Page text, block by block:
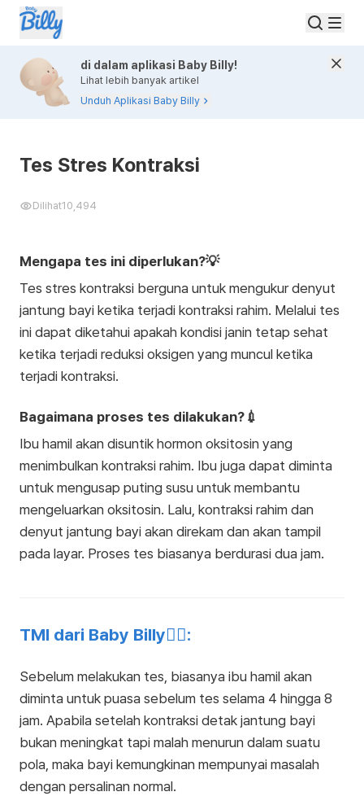
di dalam aplikasi Baby Billy!
Lihat lebih banyak artikel
Unduh Aplikasi Baby Billy
Tes Stres Kontraksi
Dilihat10,494
Mengapa tes ini diperlukan?💡
Tes stres kontraksi berguna untuk mengukur denyut
jantung bayi ketika terjadi kontraksi rahim. Melalui tes
ini dapat diketahui apakah kondisi janin tetap sehat
ketika terjadi reduksi oksigen yang muncul ketika
terjadi kontraksi.
Bagaimana proses tes dilakukan?💉
Ibu hamil akan disuntik hormon oksitosin yang
menimbulkan kontraksi rahim. Ibu juga dapat diminta
untuk mengusap puting susu untuk membantu
mengeluarkan oksitosin. Lalu, kontraksi rahim dan
denyut jantung bayi akan direkam dan akan tampil
pada layar. Proses tes biasanya berdurasi dua jam.
TMI dari Baby Billy👩‍⚕️:
Sebelum melakukan tes, biasanya ibu hamil akan
diminta untuk puasa sebelum tes selama 4 hingga 8
jam. Apabila setelah kontraksi detak jantung bayi
bukan meningkat tapi malah menurun dalam suatu
pola, maka bayi kemungkinan mempunyai masalah
dengan persalinan normal.